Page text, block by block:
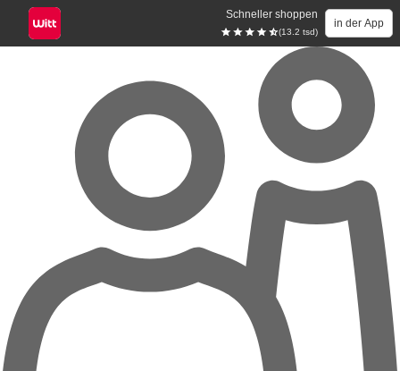
Schneller shoppen
(13.2 tsd)
in der App